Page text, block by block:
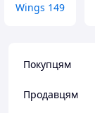
Wings 149
Покупцям
Продавцям